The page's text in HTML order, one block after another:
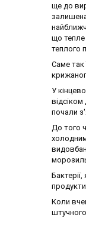
ще до
що тепле
теплого
Саме так
У
почали
До того
Коли